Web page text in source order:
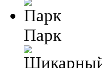
Парк